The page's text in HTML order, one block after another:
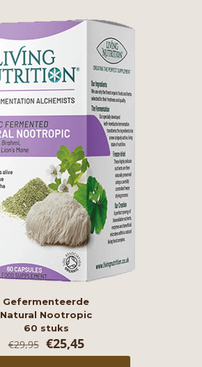
Gefermenteerde
Natural Nootropic
60 stuks
€29,95 Oorspronkelijke
prijs
€25,45Huidige
prijs